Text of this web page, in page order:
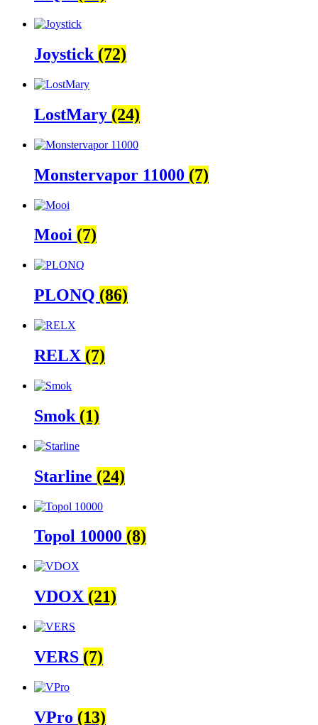
Joystick (72)
LostMary (24)
Monstervapor 11000 (7)
Mooi (7)
PLONQ (86)
RELX (7)
Smok (1)
Starline (24)
Topol 10000 (8)
VDOX (21)
VERS (7)
VPro (13)